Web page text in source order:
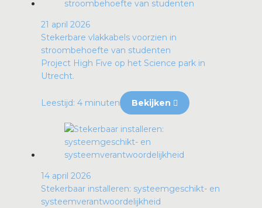
21 april 2026
Stekerbare vlakkabels voorzien in
stroombehoefte van studenten
Project High Five op het Science park in
Utrecht.
Leestijd: 4 minuten Bekijken
14 april 2026
Stekerbaar installeren: systeemgeschikt- en
systeemverantwoordelijkheid